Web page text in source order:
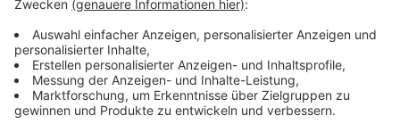
Angeklagte zu Prozessbeginn ein Teilgeständnis
abgelegt hat.
Veröffentlicht:Mittwoch, 25.09.2019 12:53
Anzeige